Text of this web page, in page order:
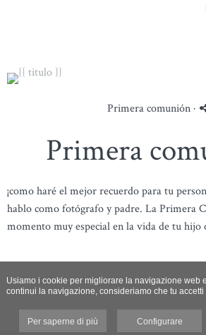
Primera comunión·
Primera
¡como haré el mejor recuerdo para tu
hablo como fotógrafo y padre. La Primera
momento muy especial en la vida de tu hijo
Usiamo i cookie per migliorare la navigazione web
continui la navigazione, consideriamo che tu
Per saperne di più Configurare